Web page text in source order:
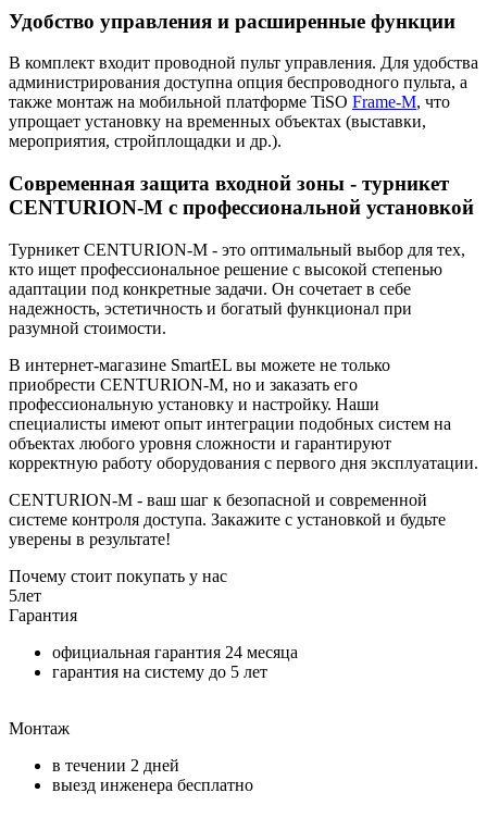
Удобство управления и расширенные функции
В комплект входит проводной пульт управления. Для удобства
администрирования доступна опция беспроводного пульта, а
также монтаж на мобильной платформе TiSO Frame-M, что
упрощает установку на временных объектах (выставки,
мероприятия, стройплощадки и др.).
Современная защита входной зоны - турникет
CENTURION-M с профессиональной установкой
Турникет CENTURION-M - это оптимальный выбор для тех,
кто ищет профессиональное решение с высокой степенью
адаптации под конкретные задачи. Он сочетает в себе
надежность, эстетичность и богатый функционал при
разумной стоимости.
В интернет-магазине SmartEL вы можете не только
приобрести CENTURION-M, но и заказать его
профессиональную установку и настройку. Наши
специалисты имеют опыт интеграции подобных систем на
объектах любого уровня сложности и гарантируют
корректную работу оборудования с первого дня эксплуатации.
CENTURION-M - ваш шаг к безопасной и современной
системе контроля доступа. Закажите с установкой и будьте
уверены в результате!
Почему стоит покупать у нас
5лет
Гарантия
официальная гарантия 24 месяца
гарантия на систему до 5 лет
Монтаж
в течении 2 дней
выезд инженера бесплатно